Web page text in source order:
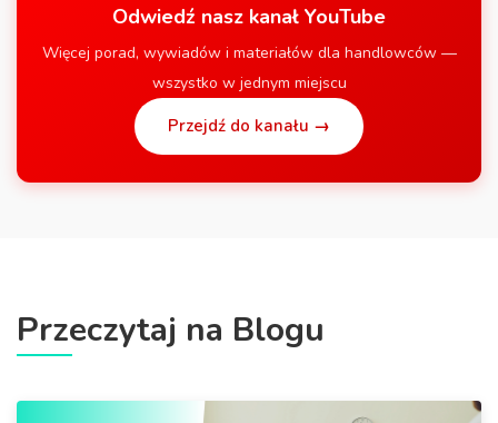
Odwiedź nasz kanał YouTube
Więcej porad, wywiadów i materiałów dla handlowców —
wszystko w jednym miejscu
Przejdź do kanału →
Przeczytaj na Blogu